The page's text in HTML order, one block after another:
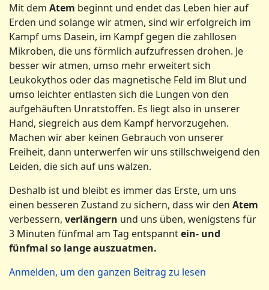
Mit dem Atem beginnt und endet das Leben hier auf
Erden und solange wir atmen, sind wir erfolgreich im
Kampf ums Dasein, im Kampf gegen die zahllosen
Mikroben, die uns förmlich aufzufressen drohen. Je
besser wir atmen, umso mehr erweitert sich
Leukokythos oder das magnetische Feld im Blut und
umso leichter entlasten sich die Lungen von den
aufgehäuften Unratstoffen. Es liegt also in unserer
Hand, siegreich aus dem Kampf hervorzugehen.
Machen wir aber keinen Gebrauch von unserer
Freiheit, dann unterwerfen wir uns stillschweigend den
Leiden, die sich auf uns wälzen.
Deshalb ist und bleibt es immer das Erste, um uns
einen besseren Zustand zu sichern, dass wir den Atem
verbessern, verlängern und uns üben, wenigstens für
3 Minuten fünfmal am Tag entspanntein- und
fünfmal so lange auszuatmen.
Anmelden, um den ganzen Beitrag zu lesen